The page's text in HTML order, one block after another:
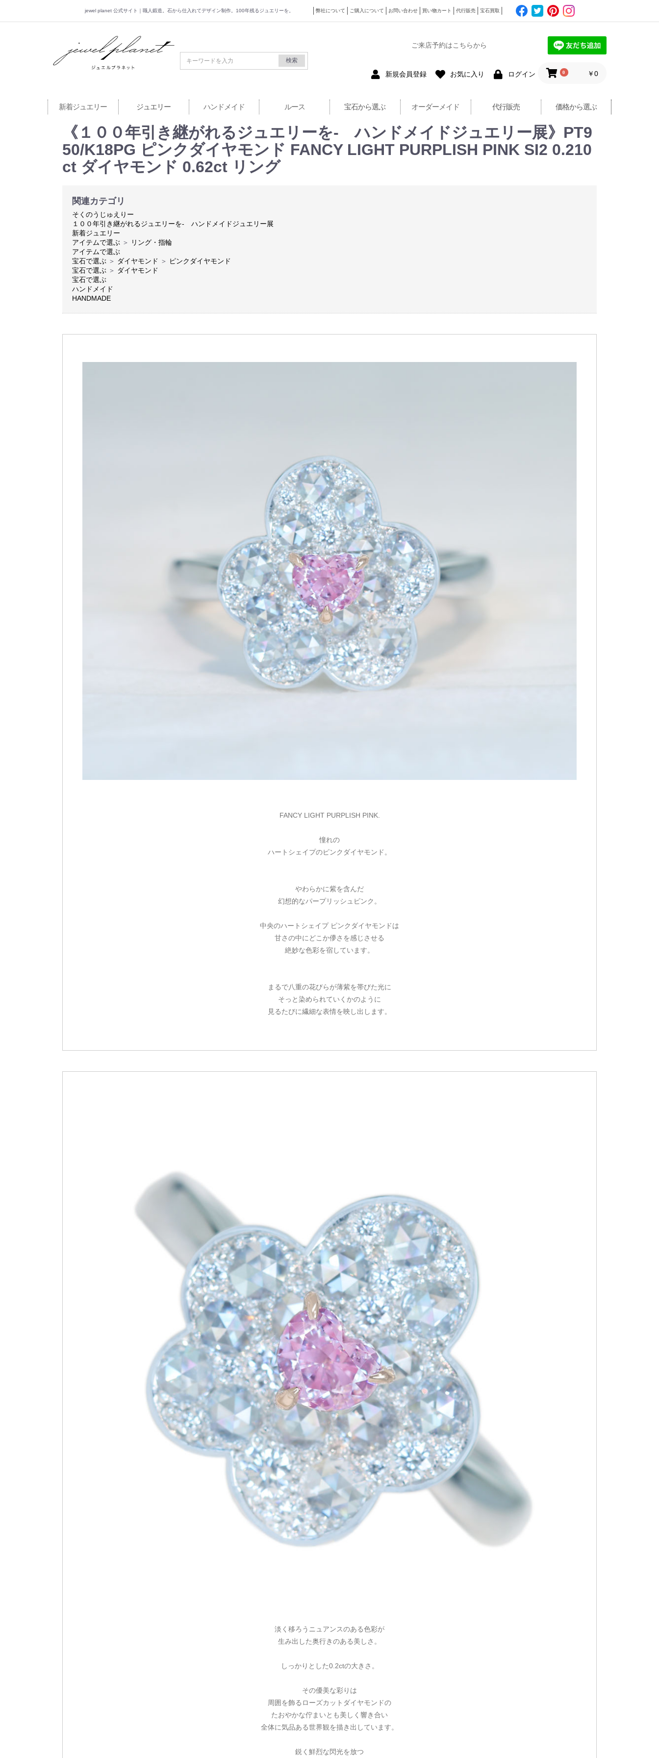
jewel planet 公式サイト｜職人鍛造。石から仕入れてデザイン制作。100年残るジュエリーを。 弊社について ご購入について お問い合わせ 買い物カート 代行販売 宝石買取
jewel planet 公式サイト
検索
ご来店予約はこちらから
新規会員登録 お気に入り ログイン 0 ￥0
新着ジュエリー ジュエリー ハンドメイド ルース 宝石から選ぶ オーダーメイド 代行販売 価格から選ぶ
《１００年引き継がれるジュエリーを- ハンドメイドジュエリー展》PT9
50/K18PG ピンクダイヤモンド FANCY LIGHT PURPLISH PINK SI2 0.210
ct ダイヤモンド 0.62ct リング
関連カテゴリ
そくのうじゅえりー
１００年引き継がれるジュエリーを- ハンドメイドジュエリー展
新着ジュエリー
アイテムで選ぶ ＞
リング・指輪
アイテムで選ぶ
宝石で選ぶ ＞ ダイヤモンド ＞ ピンクダイヤモンド
宝石で選ぶ ＞ ダイヤモンド
宝石で選ぶ
ハンドメイド
HANDMADE
FANCY LIGHT PURPLISH PINK.
憧れの
ハートシェイプのピンクダイヤモンド。
やわらかに紫を含んだ
幻想的なパープリッシュピンク。
中央のハートシェイプ ピンクダイヤモンドは
甘さの中にどこか儚さを感じさせる
絶妙な色彩を宿しています。
まるで八重の花びらが薄紫を帯びた光に
そっと染められていくかのように
見るたびに繊細な表情を映し出します。
淡く移ろうニュアンスのある色彩が
生み出した奥行きのある美しさ。
しっかりとした0.2ctの大きさ。
その優美な彩りは
周囲を飾るローズカットダイヤモンドの
たおやかな佇まいとも美しく響き合い
全体に気品ある世界観を描き出しています。
鋭く鮮烈な閃光を放つ